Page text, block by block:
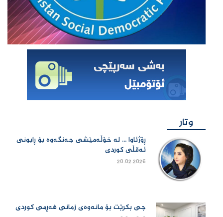
وتار
ڕۆژئاوا ... لە خۆڵەمێشی جەنگەوە بۆ ڕابونی
ئەقڵی کوردی
20.02.2026
چی بكرێت بۆ مانەوەی زمانی فەڕمی كوردی